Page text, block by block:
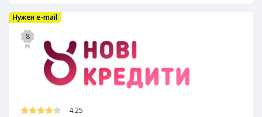
Нужен e-mail
8
4.25